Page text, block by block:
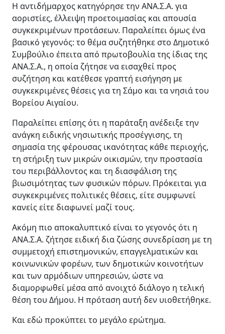
Η αντιδήμαρχος κατηγόρησε την ΑΝΑ.Σ.Α. για
αοριστίες, έλλειψη προετοιμασίας και απουσία
συγκεκριμένων προτάσεων. Παραλείπει όμως ένα
βασικό γεγονός: το θέμα συζητήθηκε στο Δημοτικό
Συμβούλιο έπειτα από πρωτοβουλία της ίδιας της
ΑΝΑ.Σ.Α., η οποία ζήτησε να εισαχθεί προς
συζήτηση και κατέθεσε γραπτή εισήγηση με
συγκεκριμένες θέσεις για τη Σάμο και τα νησιά του
Βορείου Αιγαίου.
Παραλείπει επίσης ότι η παράταξη ανέδειξε την
ανάγκη ειδικής νησιωτικής προσέγγισης, τη
σημασία της φέρουσας ικανότητας κάθε περιοχής,
τη στήριξη των μικρών οικισμών, την προστασία
του περιβάλλοντος και τη διασφάλιση της
βιωσιμότητας των φυσικών πόρων. Πρόκειται για
συγκεκριμένες πολιτικές θέσεις, είτε συμφωνεί
κανείς είτε διαφωνεί μαζί τους.
Ακόμη πιο αποκαλυπτικό είναι το γεγονός ότι η
ΑΝΑ.Σ.Α. ζήτησε ειδική δια ζώσης συνεδρίαση με τη
συμμετοχή επιστημονικών, επαγγελματικών και
κοινωνικών φορέων, των δημοτικών κοινοτήτων
και των αρμόδιων υπηρεσιών, ώστε να
διαμορφωθεί μέσα από ανοιχτό διάλογο η τελική
θέση του Δήμου. Η πρόταση αυτή δεν υιοθετήθηκε.
Και εδώ προκύπτει το μεγάλο ερώτημα.